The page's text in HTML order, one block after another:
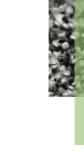
Diventa Fornitore